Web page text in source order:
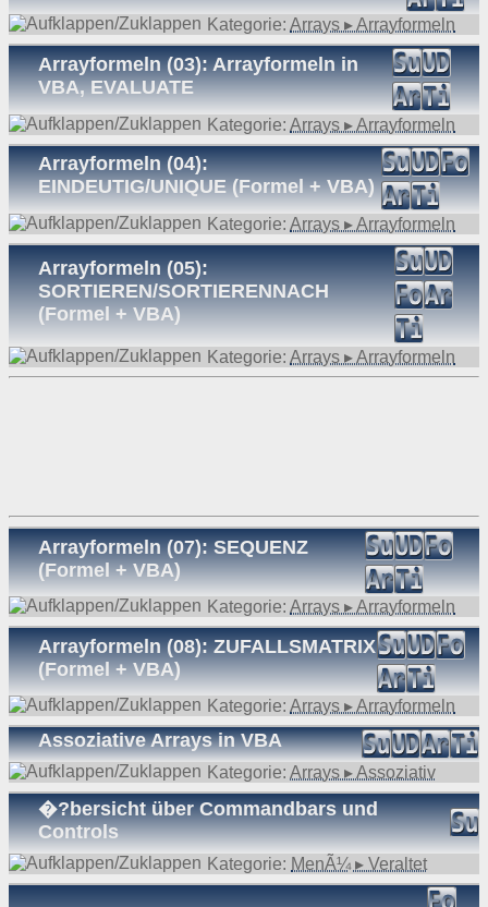
Kategorie: Arrays ▸ Arrayformeln
Arrayformeln (03): Arrayformeln in
VBA, EVALUATE
Kategorie: Arrays ▸ Arrayformeln
Arrayformeln (04):
EINDEUTIG/UNIQUE (Formel + VBA)
Kategorie: Arrays ▸ Arrayformeln
Arrayformeln (05):
SORTIEREN/SORTIERENNACH
(Formel + VBA)
Kategorie: Arrays ▸ Arrayformeln
Arrayformeln (07): SEQUENZ
(Formel + VBA)
Kategorie: Arrays ▸ Arrayformeln
Arrayformeln (08): ZUFALLSMATRIX
(Formel + VBA)
Kategorie: Arrays ▸ Arrayformeln
Assoziative Arrays in VBA
Kategorie: Arrays ▸ Assoziativ
�?bersicht über Commandbars und
Controls
Kategorie: MenÃ¼ ▸ Veraltet